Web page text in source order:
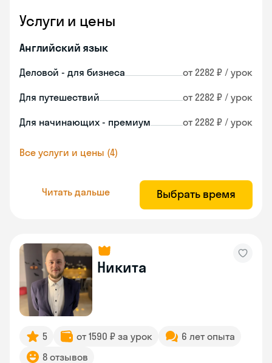
Услуги и цены
Английский язык
Деловой - для бизнеса от 2282 ₽ / урок
Для путешествий от 2282 ₽ / урок
Для начинающих - премиум от 2282 ₽ / урок
Все услуги и цены (4)
Читать дальше Выбрать время
Никита
5 от 1590 ₽ за урок
6 лет опыта
8 отзывов